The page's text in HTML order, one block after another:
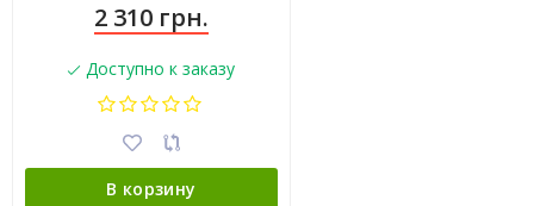
2 310 грн.
Доступно к заказу
В корзину